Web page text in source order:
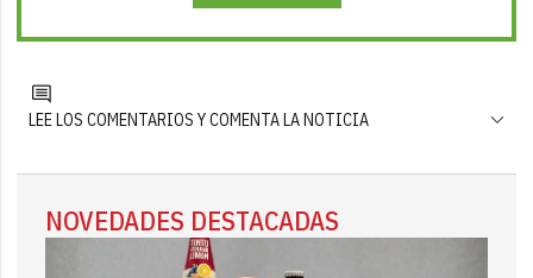
LEE LOS COMENTARIOS Y COMENTA LA NOTICIA
NOVEDADES DESTACADAS